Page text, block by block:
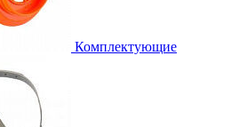
Комплектующие